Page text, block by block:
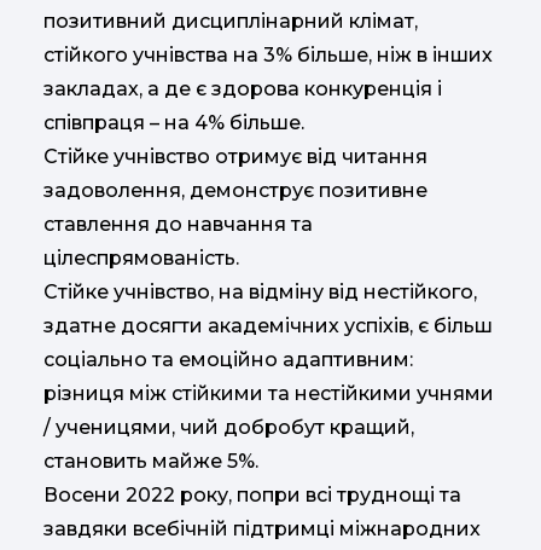
позитивний дисциплінарний клімат,
стійкого учнівства на 3% більше, ніж в інших
закладах, а де є здорова конкуренція і
співпраця – на 4% більше.
Стійке учнівство отримує від читання
задоволення, демонструє позитивне
ставлення до навчання та
цілеспрямованість.
Стійке учнівство, на відміну від нестійкого,
здатне досягти академічних успіхів, є більш
соціально та емоційно адаптивним:
різниця між стійкими та нестійкими учнями
/ ученицями, чий добробут кращий,
становить майже 5%.
Восени 2022 року, попри всі труднощі та
завдяки всебічній підтримці міжнародних